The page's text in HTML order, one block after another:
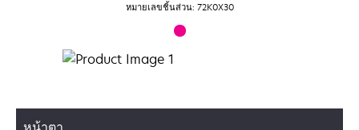
หมายเลขชิ้นส่วน: 72K0X30